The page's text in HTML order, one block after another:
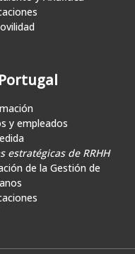
y empleados
estratégicas de RRHH
de la Gestión de